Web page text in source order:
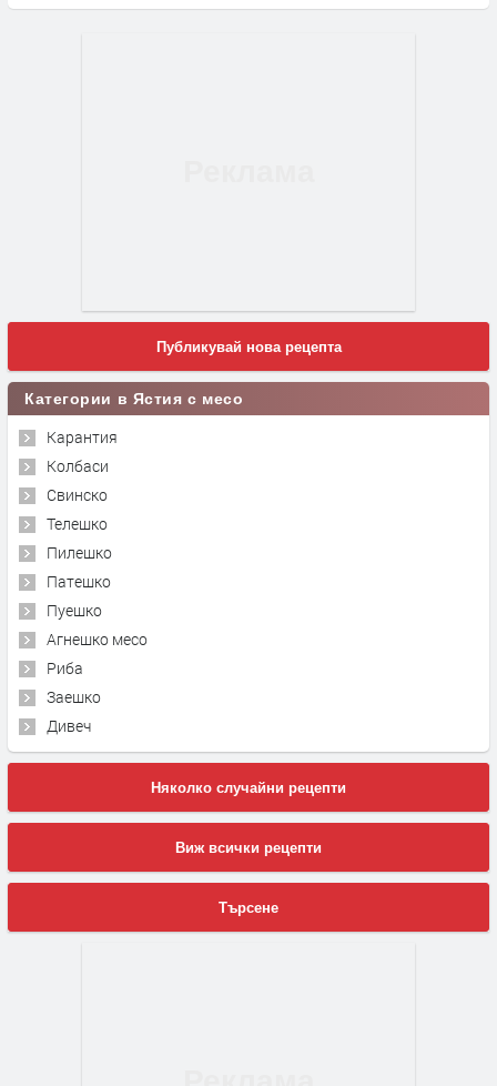
Публикувай нова рецепта
Категории в Ястия с месо
Карантия
Колбаси
Свинско
Телешко
Пилешко
Патешко
Пуешко
Агнешко месо
Риба
Заешко
Дивеч
Няколко случайни рецепти
Виж всички рецепти
Търсене